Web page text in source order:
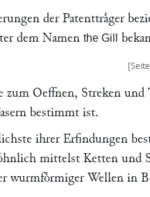
der Patenttraͤger
dem Namen the Gill
zum Oeffnen, Streken
bestimmt ist.
ihrer Erfindungen
mittelst Ketten und
wurmfoͤrmiger Wellen in